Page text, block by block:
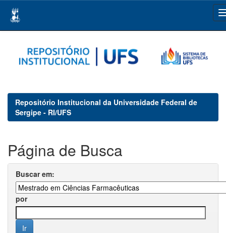
navigation
Repositório Institucional da Universidade Federal de
Sergipe - RI/UFS
Página de Busca
Buscar em:
por